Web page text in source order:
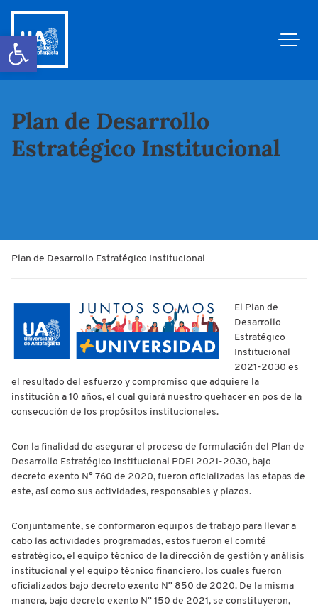
Abrir barra de herramientas
Plan de Desarrollo
Estratégico Institucional
Plan de Desarrollo Estratégico Institucional
El Plan de
Desarrollo
Estratégico
Institucional
2021-2030 es
el resultado del esfuerzo y compromiso que adquiere la
institución a 10 años, el cual guiará nuestro quehacer en pos de la
consecución de los propósitos institucionales.
Con la finalidad de asegurar el proceso de formulación del Plan de
Desarrollo Estratégico Institucional PDEI 2021-2030, bajo
decreto exento N° 760 de 2020, fueron oficializadas las etapas de
este, así como sus actividades, responsables y plazos.
Conjuntamente, se conformaron equipos de trabajo para llevar a
cabo las actividades programadas, estos fueron el comité
estratégico, el equipo técnico de la dirección de gestión y análisis
institucional y el equipo técnico financiero, los cuales fueron
oficializados bajo decreto exento N° 850 de 2020. De la misma
manera, bajo decreto exento N° 150 de 2021, se constituyeron,